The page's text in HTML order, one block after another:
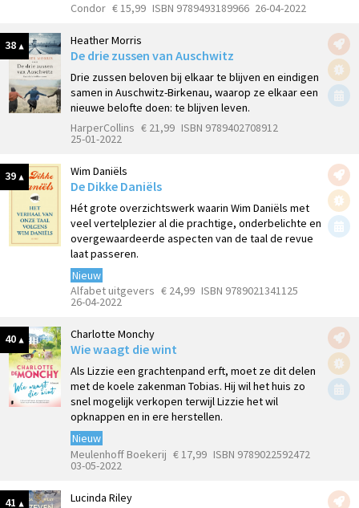
Condor € 15,99 ISBN 9789493189966 26-04-2022
38 Heather Morris
De drie zussen van Auschwitz
Drie zussen beloven bij elkaar te blijven en eindigen
samen in Auschwitz-Birkenau, waarop ze elkaar een
nieuwe belofte doen: te blijven leven.
HarperCollins € 21,99 ISBN 9789402708912
25-01-2022
39 Wim Daniëls
De Dikke Daniëls
Hét grote overzichtswerk waarin Wim Daniëls met
veel vertelplezier al die prachtige, onderbelichte en
overgewaardeerde aspecten van de taal de revue
laat passeren.
Nieuw
Alfabet uitgevers € 24,99 ISBN 9789021341125
26-04-2022
40 Charlotte Monchy
Wie waagt die wint
Als Lizzie een grachtenpand erft, moet ze dit delen
met de koele zakenman Tobias. Hij wil het huis zo
snel mogelijk verkopen terwijl Lizzie het wil
opknappen en in ere herstellen.
Nieuw
Meulenhoff Boekerij € 17,99 ISBN 9789022592472
03-05-2022
41 Lucinda Riley